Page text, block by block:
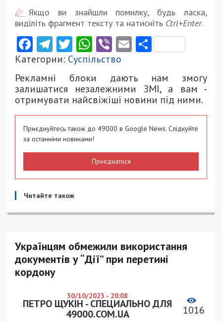
Якщо ви знайшли помилку, будь ласка,
виділіть фрагмент тексту та натисніть Ctrl+Enter.
Facebook
Telegram
Twitter
WhatsApp
ViberEmail
Категории: Суспільство
Рекламні блоки дають нам змогу
залишатися незалежними ЗМІ, а вам -
отримувати найсвіжіші новини під ними.
Приєднуйтесь також до 49000 в Google News. Слідкуйте
за останніми новинами!
Приєднатися
Читайте також
Українцям обмежили використання
документів у “Дії” при перетині
кордону
30/10/2023 - 20:08
ПЕТРО ЩУКІН - СПЕЦИАЛЬНО ДЛЯ
49000.COM.UA
1016